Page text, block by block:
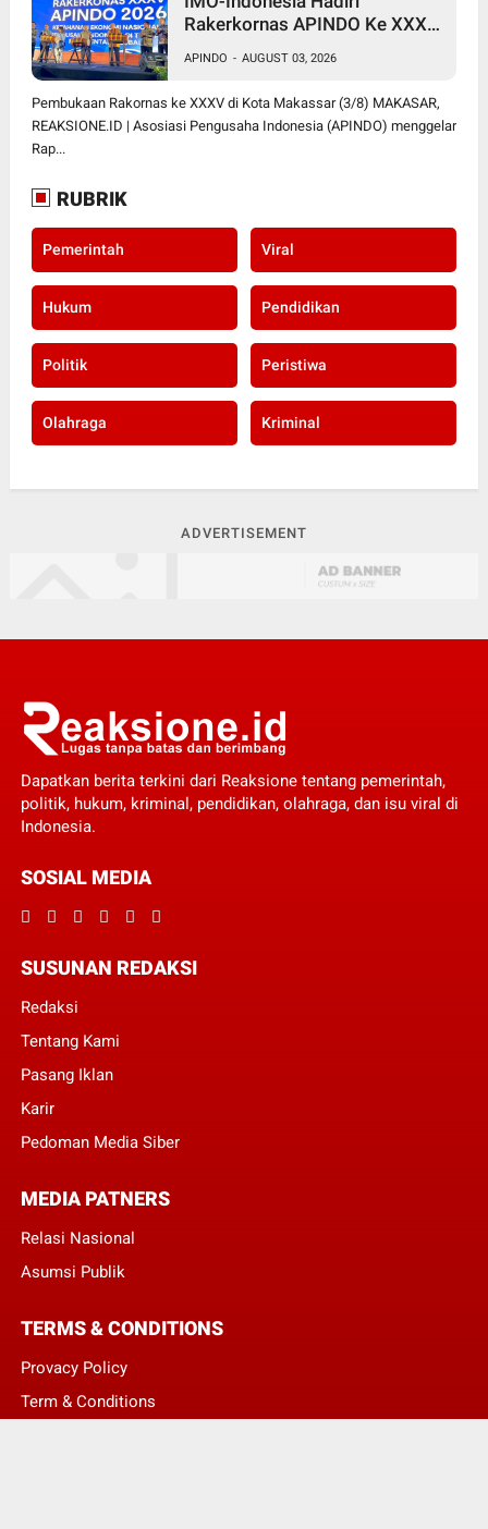
Rakerkornas APINDO Ke XXXV
APINDO - AUGUST 03, 2026
Pembukaan Rakornas ke XXXV di Kota Makassar (3/8) MAKASAR,
REAKSIONE.ID | Asosiasi Pengusaha Indonesia (APINDO) menggelar
Rap...
RUBRIK
Pemerintah Viral
Hukum Pendidikan
Politik Peristiwa
Olahraga Kriminal
ADVERTISEMENT
Dapatkan berita terkini dari Reaksione tentang pemerintah,
politik, hukum, kriminal, pendidikan, olahraga, dan isu viral di
Indonesia.
SOSIAL MEDIA
SUSUNAN REDAKSI
Redaksi
Tentang Kami
Pasang Iklan
Karir
Pedoman Media Siber
MEDIA PATNERS
Relasi Nasional
Asumsi Publik
TERMS & CONDITIONS
Provacy Policy
Term & Conditions